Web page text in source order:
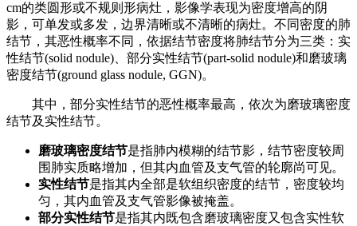
cm的类圆形或不规则形病灶，影像学表现为密度增高的阴
影，可单发或多发，边界清晰或不清晰的病灶。不同密度的肺
结节，其恶性概率不同，依据结节密度将肺结节分为三类：实
性结节(solid nodule)、部分实性结节(part-solid nodule)和磨玻璃
密度结节(ground glass nodule, GGN)。
其中，部分实性结节的恶性概率最高，依次为磨玻璃密度
结节及实性结节。
磨玻璃密度结节是指肺内模糊的结节影，结节密度较周
围肺实质略增加，但其内血管及支气管的轮廓尚可见。
实性结节是指其内全部是软组织密度的结节，密度较均
匀，其内血管及支气管影像被掩盖。
部分实性结节是指其内既包含磨玻璃密度又包含实性软